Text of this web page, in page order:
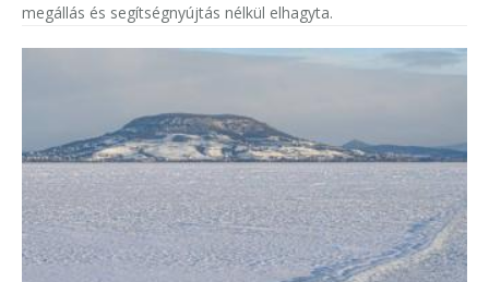
megállás és segítségnyújtás nélkül elhagyta.